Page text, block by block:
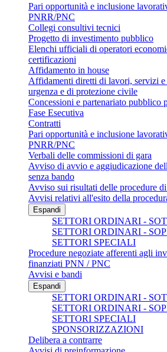
Pari opportunità e inclusione
PNRR/PNC
Collegi consultivi tecnici
Progetto di investimento pubblico
Elenchi ufficiali di operatori
certificazioni
Affidamento in house
Affidamenti diretti di lavori, servizi e
urgenza e di protezione civile
Concessioni e partenariato pubblico
Fase Esecutiva
Contratti
Pari opportunità e inclusione
PNRR/PNC
Verbali delle commissioni di gara
Avviso di avvio e aggiudicazione
senza bando
Avviso sui risultati delle procedure
Avvisi relativi all'esito della
Espandi
SETTORI ORDINARI -
SETTORI ORDINARI -
SETTORI SPECIALI
Procedure negoziate afferenti agli
finanziati PNN / PNC
Avvisi e bandi
Espandi
SETTORI ORDINARI -
SETTORI ORDINARI -
SETTORI SPECIALI
SPONSORIZZAZIONI
Delibera a contrarre